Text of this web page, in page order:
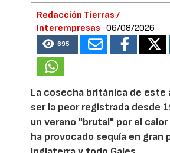
Redacción Tierras /
Interempresas
06/08/2026
695
La cosecha británica de este
ser la peor registrada desde
un verano "brutal" por el
ha provocado sequía en gran